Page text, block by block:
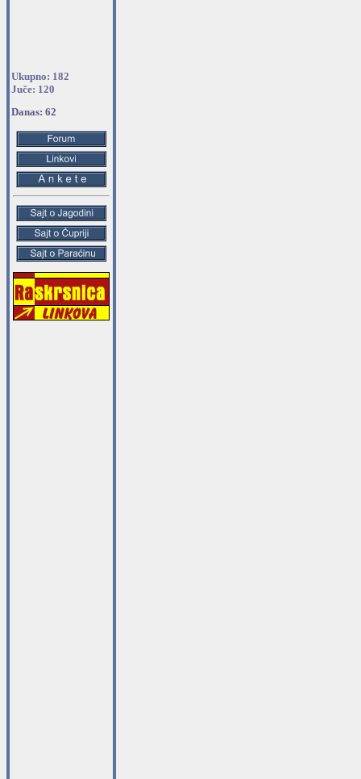
Ukupno: 182
Juče: 120
Danas: 62